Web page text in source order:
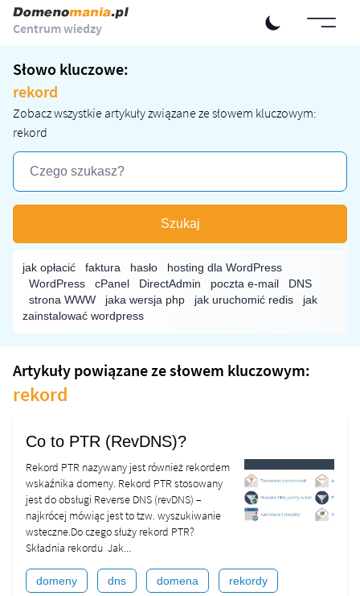
Centrum wiedzy
Słowo kluczowe:
rekord
Zobacz wszystkie artykuły związane ze słowem kluczowym:
rekord
Szukaj
jak opłacić faktura hasło
hosting dla WordPress
WordPress
cPanel DirectAdmin poczta e-mail
DNS
strona WWW
jaka wersja php jak uruchomić redis
jak
zainstalować wordpress
Artykuły powiązane ze słowem kluczowym:
rekord
Co to PTR (RevDNS)?
Rekord PTR nazywany jest również rekordem
wskaźnika domeny. Rekord PTR stosowany
jest do obsługi Reverse DNS (revDNS) –
najkrócej mówiąc jest to tzw. wyszukiwanie
wsteczne.Do czego służy rekord PTR?
Składnia rekordu Jak...
domeny dns domena rekordy